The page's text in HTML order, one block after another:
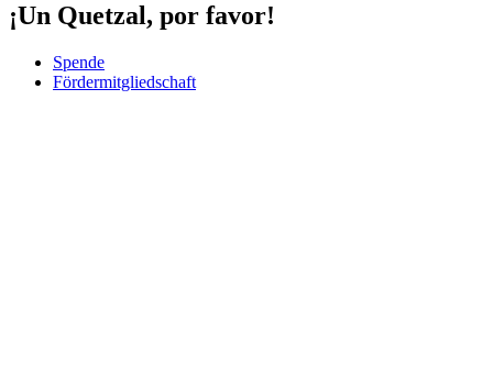
¡Un Quetzal, por favor!
Spende
Fördermitgliedschaft